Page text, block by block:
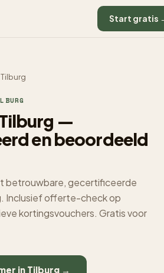
Start gratis
Tilburg
—
en beoordeeld
betrouwbare, gecertificeerde
Inclusief offerte-check op
kortingsvouchers. Gratis voor
in Tilburg →